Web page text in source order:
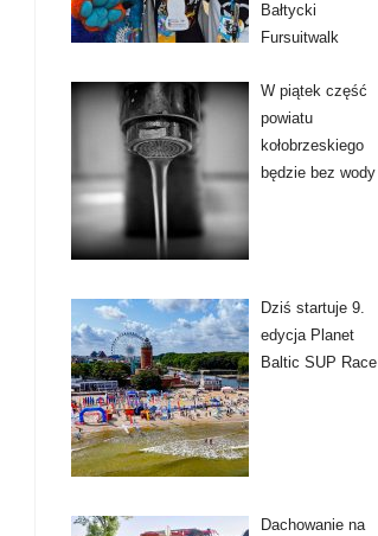
Bałtycki
Fursuitwalk
W piątek część
powiatu
kołobrzeskiego
będzie bez wody
Dziś startuje 9.
edycja Planet
Baltic SUP Race
Dachowanie na